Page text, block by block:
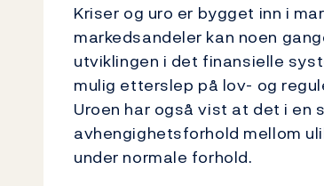
Kriser og uro er bygget inn i
markedsandeler kan noen
utviklingen i det finansielle
mulig etterslep på lov- og
Uroen har også vist at det i en
avhengighetsforhold mellom
under normale forhold.